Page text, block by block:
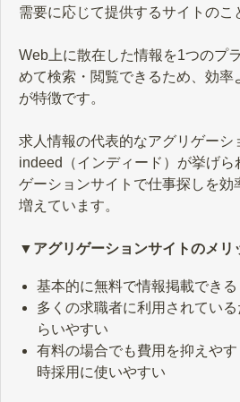
解説します
需要に応じて提供するサイトのこ
Web上に散在した情報を1つのプ
めて検索・閲覧できるため、効率
が特徴です。
求人情報の代表的なアグリゲーシ
indeed（インディード）が挙げら
ゲーションサイトで仕事探しを効
増えています。
▼アグリゲーションサイトのメリ
基本的に無料で情報掲載できる
多くの求職者に利用されてい
らいやすい
有料の場合でも費用を抑えや
時採用に使いやすい